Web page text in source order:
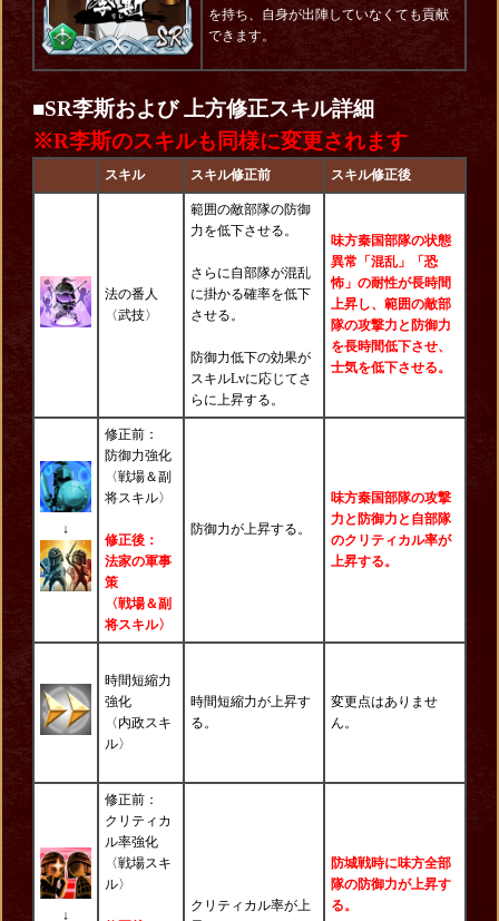
を持ち、自身が出陣していなくても貢献
できます。
■SR李斯および 上方修正スキル詳細
※R李斯のスキルも同様に変更されます
スキル スキル修正前 スキル修正後
法の番人
〈武技〉
範囲の敵部隊の防御
力を低下させる。
さらに自部隊が混乱
に掛かる確率を低下
させる。
防御力低下の効果が
スキルLvに応じてさ
らに上昇する。
味方秦国部隊の状態
異常「混乱」「恐
怖」の耐性が長時間
上昇し、範囲の敵部
隊の攻撃力と防御力
を長時間低下させ、
士気を低下させる。
↓
修正前：
防御力強化
〈戦場＆副
将スキル〉
修正後：
法家の軍事
策
〈戦場＆副
将スキル〉
防御力が上昇する。
味方秦国部隊の攻撃
力と防御力と自部隊
のクリティカル率が
上昇する。
時間短縮力
強化
〈内政スキ
ル〉
時間短縮力が上昇す
る。
変更点はありませ
ん。
↓
修正前：
クリティカ
ル率強化
〈戦場スキ
ル〉
クリティカル率が上
防城戦時に味方全部
隊の防御力が上昇す
る。